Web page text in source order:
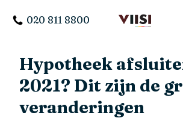
020 811 8800
Hypotheek
2021? Dit zijn de
veranderingen